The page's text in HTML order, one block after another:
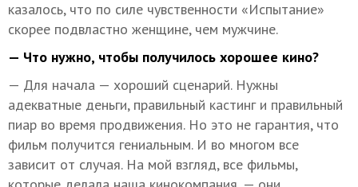
казалось, что по силе чувственности «Испытание»
скорее подвластно женщине, чем мужчине.
— Что нужно, чтобы получилось хорошее кино?
— Для начала — хороший сценарий. Нужны
адекватные деньги, правильный кастинг и правильный
пиар во время продвижения. Но это не гарантия, что
фильм получится гениальным. И во многом все
зависит от случая. На мой взгляд, все фильмы,